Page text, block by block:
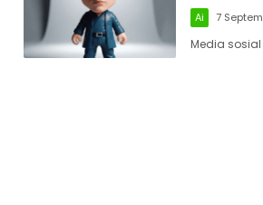
Ai 7
Media